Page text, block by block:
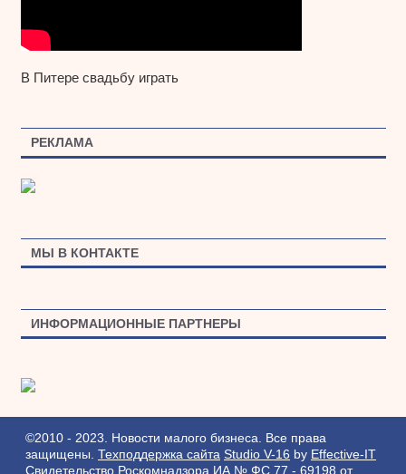
В Питере свадьбу играть
РЕКЛАМА
МЫ В КОНТАКТЕ
ИНФОРМАЦИОННЫЕ ПАРТНЕРЫ
©2010 - 2023. Новости малого бизнеса. Все права
защищены. Техподдержка сайта Studio V-16 by Effective-IT
Свидетельство Роскомнадзора ИА № ФС 77 - 69198 от